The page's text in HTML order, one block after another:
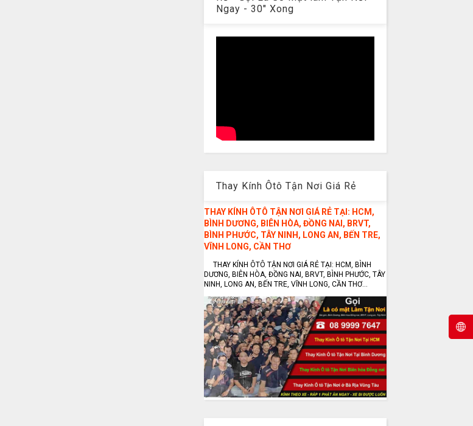
Ngay - 30" Xong
Thay Kính Ôtô Tận Nơi Giá Rẻ
THAY KÍNH ÔTÔ TẬN NƠI GIÁ RẺ TẠI: HCM,
BÌNH DƯƠNG, BIÊN HÒA, ĐỒNG NAI, BRVT,
BÌNH PHƯỚC, TÂY NINH, LONG AN, BẾN TRE,
VĨNH LONG, CẦN THƠ
THAY KÍNH ÔTÔ TẬN NƠI GIÁ RẺ TẠI: HCM, BÌNH
DƯƠNG, BIÊN HÒA, ĐỒNG NAI, BRVT, BÌNH PHƯỚC, TÂY
NINH, LONG AN, BẾN TRE, VĨNH LONG, CẦN THƠ...